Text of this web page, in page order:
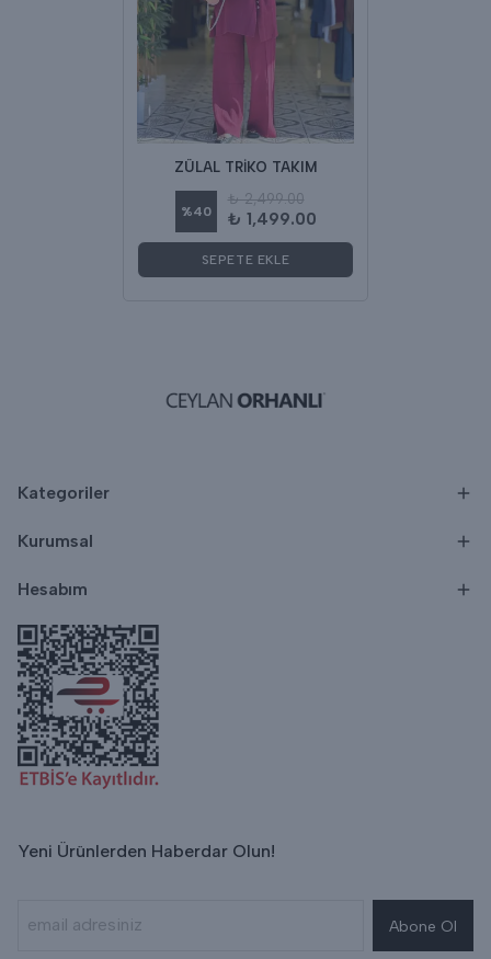
ZÜLAL TRİKO TAKIM
%40
₺ 2,499.00
₺ 1,499.00
SEPETE EKLE
Kategoriler
Kurumsal
Hesabım
Yeni Ürünlerden Haberdar Olun!
Abone Ol